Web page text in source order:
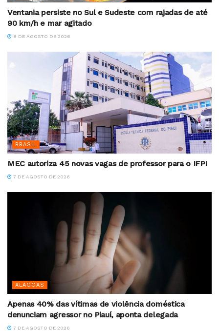
Ventania persiste no Sul e Sudeste com rajadas de até
90 km/h e mar agitado
8 DE AGOSTO DE 2026
BRASIL
MEC autoriza 45 novas vagas de professor para o IFPI
7 DE AGOSTO DE 2026
ALAGOAS
Apenas 40% das vítimas de violência doméstica
denunciam agressor no Piauí, aponta delegada
7 DE AGOSTO DE 2026